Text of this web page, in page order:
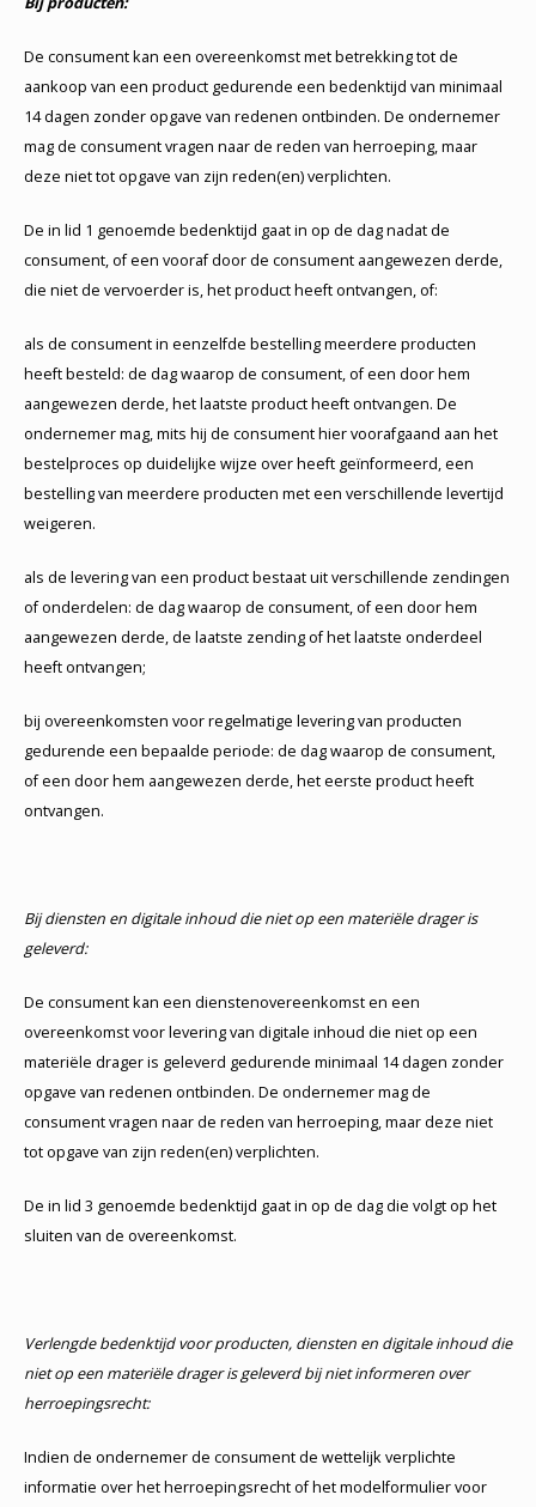
De consument kan een overeenkomst met betrekking tot de
aankoop van een product gedurende een bedenktijd van minimaal
14 dagen zonder opgave van redenen ontbinden. De ondernemer
mag de consument vragen naar de reden van herroeping, maar
deze niet tot opgave van zijn reden(en) verplichten.
De in lid 1 genoemde bedenktijd gaat in op de dag nadat de
consument, of een vooraf door de consument aangewezen derde,
die niet de vervoerder is, het product heeft ontvangen, of:
als de consument in eenzelfde bestelling meerdere producten
heeft besteld: de dag waarop de consument, of een door hem
aangewezen derde, het laatste product heeft ontvangen. De
ondernemer mag, mits hij de consument hier voorafgaand aan het
bestelproces op duidelijke wijze over heeft geïnformeerd, een
bestelling van meerdere producten met een verschillende levertijd
weigeren.
als de levering van een product bestaat uit verschillende zendingen
of onderdelen: de dag waarop de consument, of een door hem
aangewezen derde, de laatste zending of het laatste onderdeel
heeft ontvangen;
bij overeenkomsten voor regelmatige levering van producten
gedurende een bepaalde periode: de dag waarop de consument,
of een door hem aangewezen derde, het eerste product heeft
ontvangen.
Bij diensten en digitale inhoud die niet op een materiële drager is
geleverd:
De consument kan een dienstenovereenkomst en een
overeenkomst voor levering van digitale inhoud die niet op een
materiële drager is geleverd gedurende minimaal 14 dagen zonder
opgave van redenen ontbinden. De ondernemer mag de
consument vragen naar de reden van herroeping, maar deze niet
tot opgave van zijn reden(en) verplichten.
De in lid 3 genoemde bedenktijd gaat in op de dag die volgt op het
sluiten van de overeenkomst.
Verlengde bedenktijd voor producten, diensten en digitale inhoud die
niet op een materiële drager is geleverd bij niet informeren over
herroepingsrecht:
Indien de ondernemer de consument de wettelijk verplichte
informatie over het herroepingsrecht of het modelformulier voor